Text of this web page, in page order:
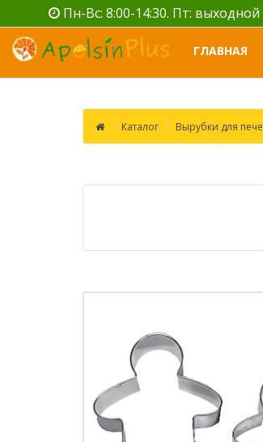
Пн-Вс: 8:00-14:30. Пт: выходной
ГЛАВНАЯ
Каталог Вырубки для